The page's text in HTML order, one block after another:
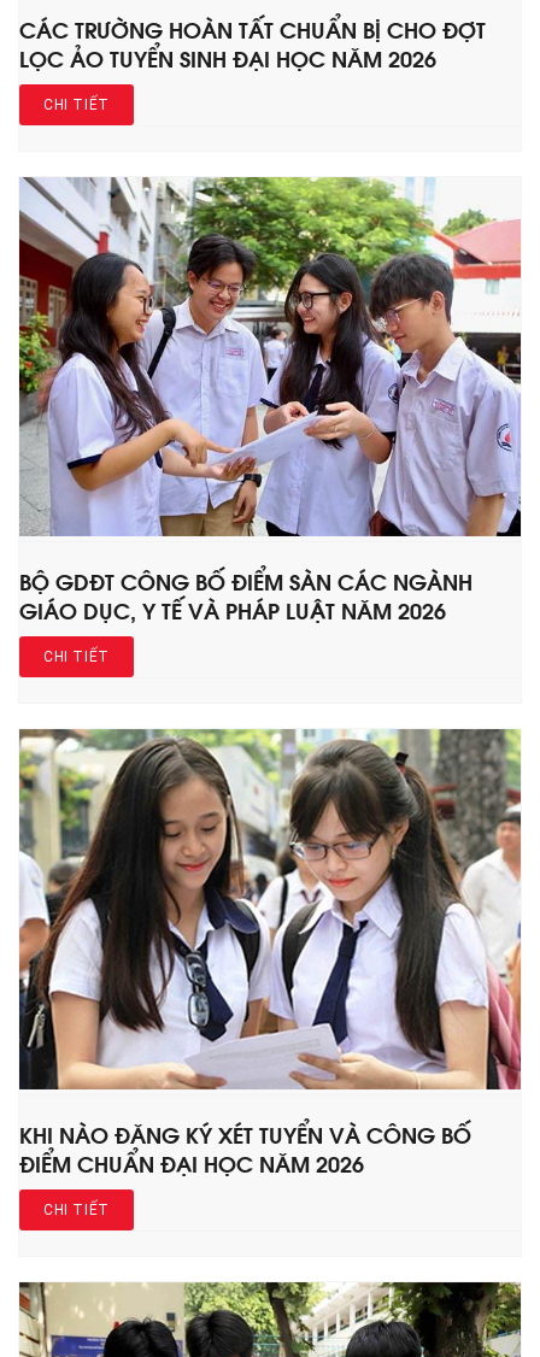
CÁC TRƯỜNG HOÀN TẤT CHUẨN BỊ CHO ĐỢT
LỌC ẢO TUYỂN SINH ĐẠI HỌC NĂM 2026
CHI TIẾT
BỘ GDĐT CÔNG BỐ ĐIỂM SÀN CÁC NGÀNH
GIÁO DỤC, Y TẾ VÀ PHÁP LUẬT NĂM 2026
CHI TIẾT
KHI NÀO ĐĂNG KÝ XÉT TUYỂN VÀ CÔNG BỐ
ĐIỂM CHUẨN ĐẠI HỌC NĂM 2026
CHI TIẾT